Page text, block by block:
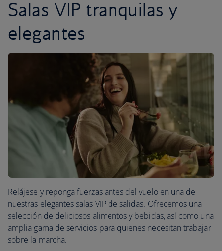
Salas VIP tranquilas y
elegantes
Relájese y reponga fuerzas antes del vuelo en una de
nuestras elegantes salas VIP de salidas. Ofrecemos una
selección de deliciosos alimentos y bebidas, así como una
amplia gama de servicios para quienes necesitan trabajar
sobre la marcha.